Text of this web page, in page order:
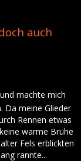
auch
machte mich
Da meine Glieder
Rennen etwas
warme Brühe
Fels erblickten
rannte...